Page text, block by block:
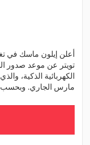
أعلن إيلون ماسك في
تويتر عن موعد صدور
مارس الجاري. وبحسب